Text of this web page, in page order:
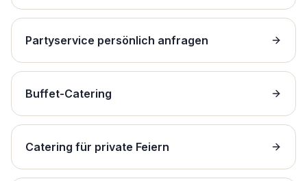
Partyservice persönlich anfragen
Buffet-Catering
Catering für private Feiern